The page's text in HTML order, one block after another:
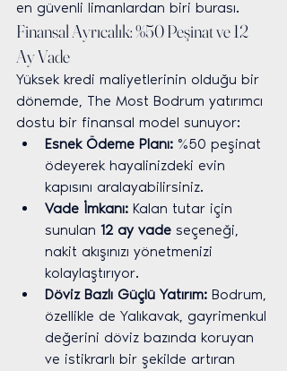
en güvenli limanlardan biri burası.
Finansal Ayrıcalık: %50 Peşinat ve 12
Ay Vade
Yüksek kredi maliyetlerinin olduğu bir
dönemde, The Most Bodrum yatırımcı
dostu bir finansal model sunuyor:
Esnek Ödeme Planı: %50 peşinat
ödeyerek hayalinizdeki evin
kapısını aralayabilirsiniz.
Vade İmkanı: Kalan tutar için
sunulan 12 ay vade seçeneği,
nakit akışınızı yönetmenizi
kolaylaştırıyor.
Döviz Bazlı Güçlü Yatırım: Bodrum,
özellikle de Yalıkavak, gayrimenkul
değerini döviz bazında koruyan
ve istikrarlı bir şekilde artıran